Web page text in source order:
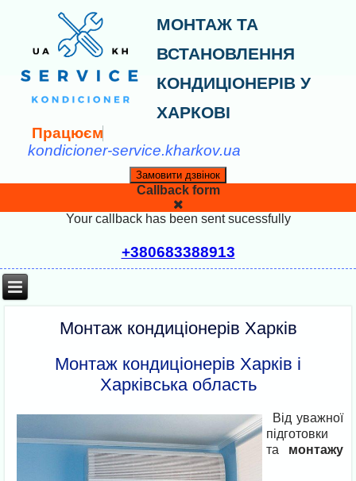
МОНТАЖ ТА
ВСТАНОВЛЕННЯ
КОНДИЦІОНЕРІВ У
ХАРКОВІ
Працюєм
kondicioner-service.kharkov.ua
Замовити дзвінок
Callback form
Your callback has been sent sucessfully
+380683388913
Монтаж кондиціонерів Харків
Монтаж кондиціонерів Харків і
Харківська область
Від уважної
підготовки
та монтажу